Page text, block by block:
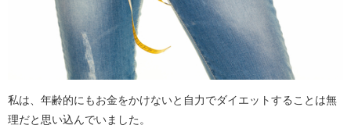
私は、年齢的にもお金をかけないと自力でダイエットすることは無
理だと思い込んでいました。